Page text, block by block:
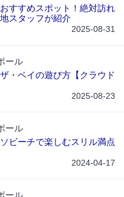
すすめスポット！絶対訪れ
スタッフが紹介
2025-08-31
ール
・ベイの遊び方【クラウド
2025-08-23
ール
ビーチで楽しむスリル満点
2024-04-17
ール